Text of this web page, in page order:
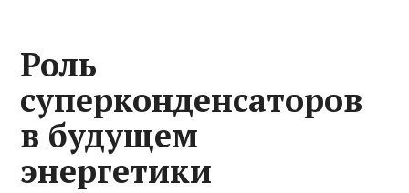
Роль
суперконденсаторов
в будущем
энергетики